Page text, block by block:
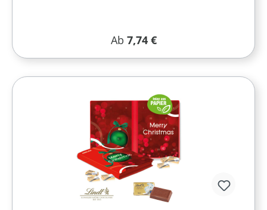
Regulärer Preis:
Ab 7,74 €